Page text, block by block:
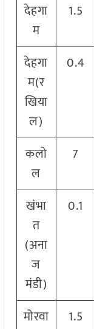
देहगा
म
1.5
देहगा
म(र
खिया
ल)
0.4
कलो
ल
7
खंभा
त
(अना
ज
मंडी)
0.1
मोरवा
1.5